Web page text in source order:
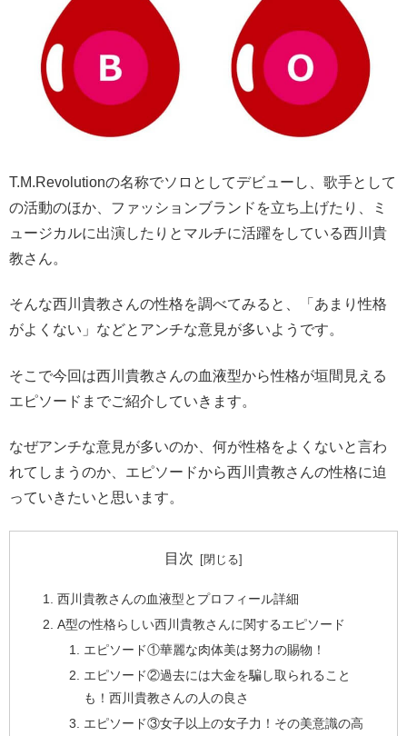
T.M.Revolutionの名称でソロとしてデビューし、歌手として
の活動のほか、ファッションブランドを立ち上げたり、ミ
ュージカルに出演したりとマルチに活躍をしている西川貴
教さん。
そんな西川貴教さんの性格を調べてみると、「あまり性格
がよくない」などとアンチな意見が多いようです。
そこで今回は西川貴教さんの血液型から性格が垣間見える
エピソードまでご紹介していきます。
なぜアンチな意見が多いのか、何が性格をよくないと言わ
れてしまうのか、エピソードから西川貴教さんの性格に迫
っていきたいと思います。
目次
西川貴教さんの血液型とプロフィール詳細
A型の性格らしい西川貴教さんに関するエピソード
エピソード①華麗な肉体美は努力の賜物！
エピソード②過去には大金を騙し取られること
も！西川貴教さんの人の良さ
エピソード③女子以上の女子力！その美意識の高